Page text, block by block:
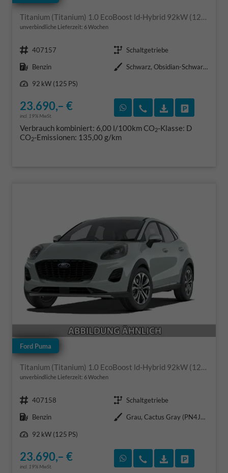
Titanium (Titanium) 1.0 EcoBoost ld-Hybrid 92kW (125 PS) 7-Gang-DSG
unverbindliche Lieferzeit: 6 Wochen
Fahrzeugnr. 407157 Getriebe Schaltgetriebe
Kraftstoff Benzin Außenfarbe
Schwarz, Obsidian-Schwarz Metallic (PN4GM0)
Leistung
92 kW (125 PS)
23.690,– €
incl. 19% MwSt.
Rückruf vereinbaren
Wir rufen Sie an
Verbrauch kombiniert: 6,00 l/100kmCO2-Klasse: D
CO2-Emissionen: 135,00 g/km
Ford Puma
Titanium (Titanium) 1.0 EcoBoost ld-Hybrid 92kW (125 PS) 7-Gang-DSG
unverbindliche Lieferzeit: 6 Wochen
Fahrzeugnr. 407158 Getriebe Schaltgetriebe
Kraftstoff Benzin Außenfarbe
Grau, Cactus Gray (PN4JC0)
Leistung
92 kW (125 PS)
23.690,– €
incl. 19% MwSt.
Rückruf vereinbaren
Wir rufen Sie an